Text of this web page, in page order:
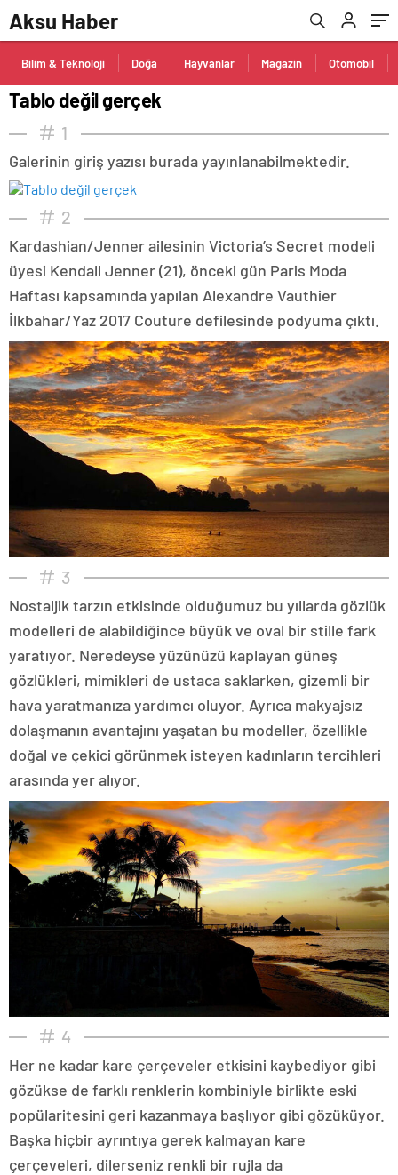
Aksu Haber
Bilim & Teknoloji Doğa Hayvanlar Magazin Otomobil
Tablo değil gerçek
1
Galerinin giriş yazısı burada yayınlanabilmektedir.
2
Kardashian/Jenner ailesinin Victoria’s Secret modeli
üyesi Kendall Jenner (21), önceki gün Paris Moda
Haftası kapsamında yapılan Alexandre Vauthier
İlkbahar/Yaz 2017 Couture defilesinde podyuma çıktı.
3
Nostaljik tarzın etkisinde olduğumuz bu yıllarda gözlük
modelleri de alabildiğince büyük ve oval bir stille fark
yaratıyor. Neredeyse yüzünüzü kaplayan güneş
gözlükleri, mimikleri de ustaca saklarken, gizemli bir
hava yaratmanıza yardımcı oluyor. Ayrıca makyajsız
dolaşmanın avantajını yaşatan bu modeller, özellikle
doğal ve çekici görünmek isteyen kadınların tercihleri
arasında yer alıyor.
4
Her ne kadar kare çerçeveler etkisini kaybediyor gibi
gözükse de farklı renklerin kombiniyle birlikte eski
popülaritesini geri kazanmaya başlıyor gibi gözüküyor.
Başka hiçbir ayrıntıya gerek kalmayan kare
çerçeveleri, dilerseniz renkli bir rujla da